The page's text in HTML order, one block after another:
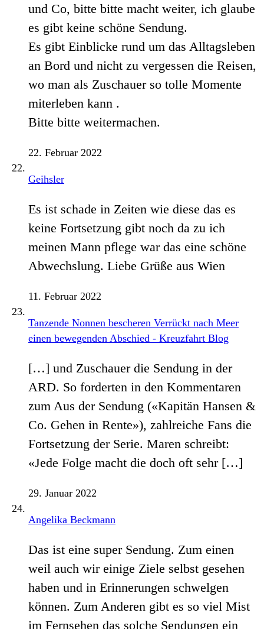
und Co, bitte bitte macht weiter, ich glaube
es gibt keine schöne Sendung.
Es gibt Einblicke rund um das Alltagsleben
an Bord und nicht zu vergessen die Reisen,
wo man als Zuschauer so tolle Momente
miterleben kann .
Bitte bitte weitermachen.
22. Februar 2022
Geihsler
Es ist schade in Zeiten wie diese das es
keine Fortsetzung gibt noch da zu ich
meinen Mann pflege war das eine schöne
Abwechslung. Liebe Grüße aus Wien
11. Februar 2022
Tanzende Nonnen bescheren Verrückt nach Meer
einen bewegenden Abschied - Kreuzfahrt Blog
[…] und Zuschauer die Sendung in der
ARD. So forderten in den Kommentaren
zum Aus der Sendung («Kapitän Hansen &
Co. Gehen in Rente»), zahlreiche Fans die
Fortsetzung der Serie. Maren schreibt:
«Jede Folge macht die doch oft sehr […]
29. Januar 2022
Angelika Beckmann
Das ist eine super Sendung. Zum einen
weil auch wir einige Ziele selbst gesehen
haben und in Erinnerungen schwelgen
können. Zum Anderen gibt es so viel Mist
im Fernsehen das solche Sendungen ein